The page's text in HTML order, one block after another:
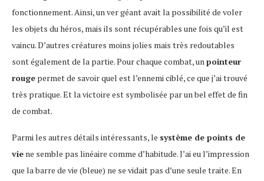
fonctionnement. Ainsi, un ver géant avait la possibilité de voler
les objets du héros, mais ils sont récupérables une fois qu’il est
vaincu. D’autres créatures moins jolies mais très redoutables
sont également de la partie. Pour chaque combat, unpointeur
rouge permet de savoir quel est l’ennemi ciblé, ce que j’ai trouvé
très pratique. Et la victoire est symbolisée par un bel effet de fin
de combat.
Parmi les autres détails intéressants, le système de points de
vie ne semble pas linéaire comme d’habitude. J’ai eu l’impression
que la barre de vie (bleue) ne se vidait pas d’une seule traite. En